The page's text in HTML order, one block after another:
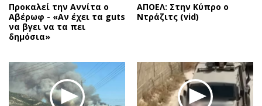
Προκαλεί την Αννίτα ο
Αβέρωφ - «Αν έχει τα guts
να βγει να τα πει
δημόσια»
ΑΠΟΕΛ: Στην Κύπρο ο
Ντράζιτς (vid)